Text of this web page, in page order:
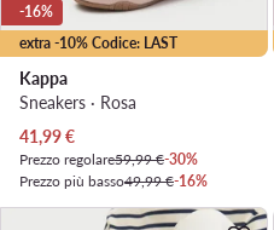
extra -10% Codice: LAST
-16%
Kappa
Sneakers · Rosa
Prezzo attuale
41,99€
Prezzo regolare59,99 €-30%
Prezzo più basso49,99 €-16%